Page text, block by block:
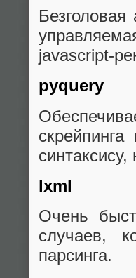
javascript-
pyquery
lxml
Очень
случаев,
парсинга.